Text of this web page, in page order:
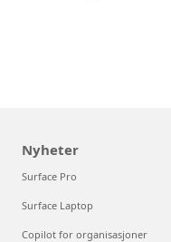
Nyheter
Surface Pro
Surface Laptop
Copilot for organisasjoner